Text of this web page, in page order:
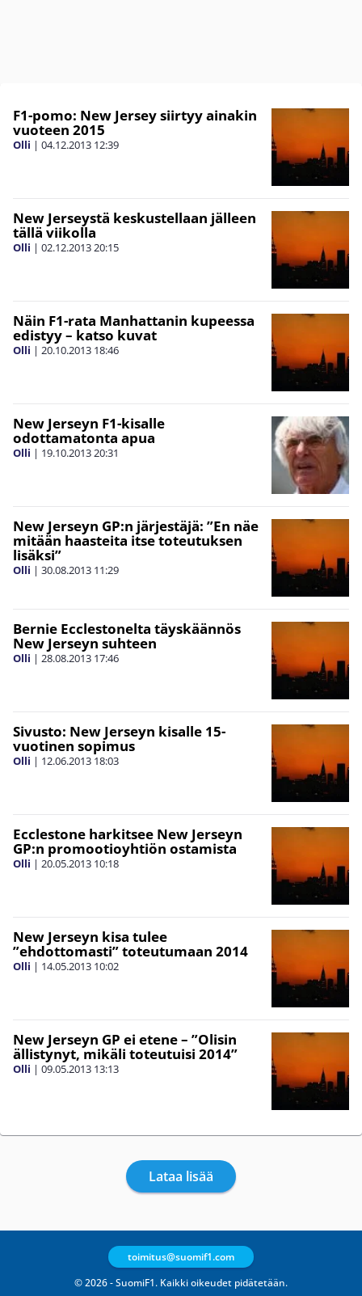
F1-pomo: New Jersey siirtyy ainakin
vuoteen 2015
Olli | 04.12.2013 12:39
New Jerseystä keskustellaan jälleen
tällä viikolla
Olli | 02.12.201320:15
Näin F1-rata Manhattanin kupeessa
edistyy – katso kuvat
Olli | 20.10.2013 18:46
New Jerseyn F1-kisalle
odottamatonta apua
Olli | 19.10.201320:31
New Jerseyn GP:n järjestäjä: ”En näe
mitään haasteita itse toteutuksen
lisäksi”
Olli | 30.08.2013 11:29
Bernie Ecclestonelta täyskäännös
New Jerseyn suhteen
Olli | 28.08.2013 17:46
Sivusto: New Jerseyn kisalle 15-
vuotinen sopimus
Olli | 12.06.2013 18:03
Ecclestone harkitsee New Jerseyn
GP:n promootioyhtiön ostamista
Olli | 20.05.2013 10:18
New Jerseyn kisa tulee
”ehdottomasti” toteutumaan 2014
Olli | 14.05.2013 10:02
New Jerseyn GP ei etene – ”Olisin
ällistynyt, mikäli toteutuisi 2014”
Olli | 09.05.2013 13:13
Lataa lisää
© 2026 - SuomiF1. Kaikki oikeudet pidätetään.
toimitus@suomif1.com